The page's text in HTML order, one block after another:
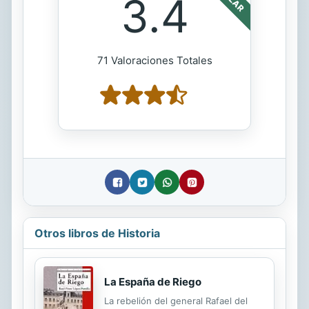
3.4
71 Valoraciones Totales
Otros libros de Historia
La España de Riego
La rebelión del general Rafael del